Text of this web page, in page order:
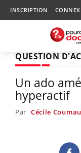
INSCRIPTION
QUESTION
Un ado
hyperactif
Par Cécile Coumau